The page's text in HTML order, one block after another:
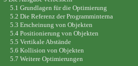
5.1 Grundlagen für die Optimierung
5.2 Die Referenz der Programminterna
5.3 Erscheinung von Objekten
5.4 Positionierung von Objekten
5.5 Vertikale Abstände
5.6 Kollision von Objekten
5.7 Weitere Optimierungen